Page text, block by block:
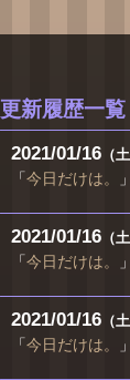
更新履歴一覧
2021 01 16 （土
「今日だけは。
2021 01 16 （土
「今日だけは。
2021 01 16 （土
「今日だけは。